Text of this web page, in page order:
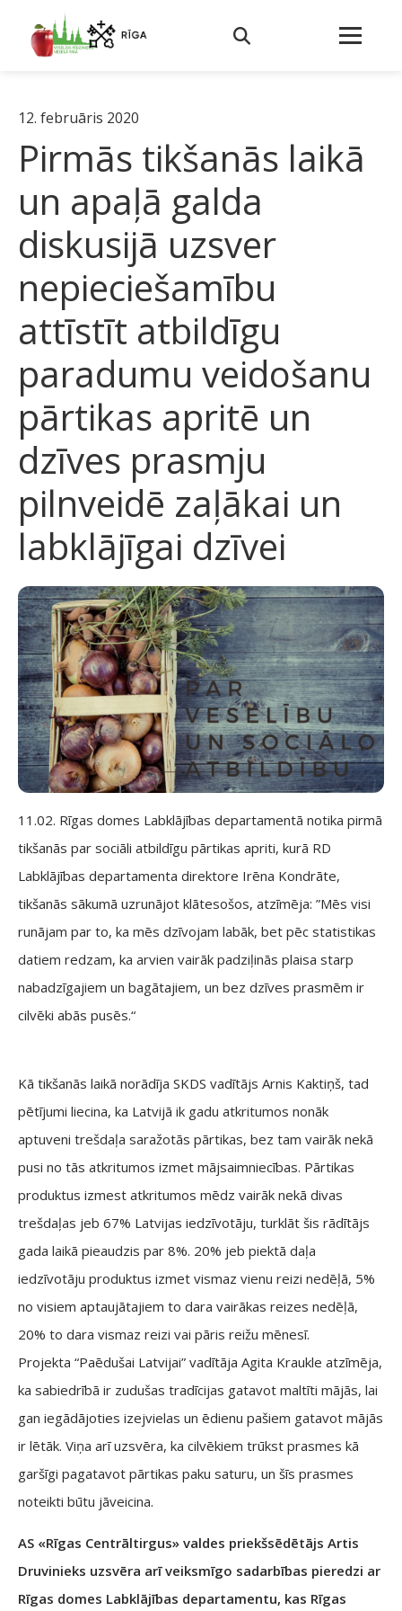
12. februāris 2020
Pirmās tikšanās laikā
un apaļā galda
diskusijā uzsver
nepieciešamību
attīstīt atbildīgu
paradumu veidošanu
pārtikas apritē un
dzīves prasmju
pilnveidē zaļākai un
labklājīgai dzīvei
11.02. Rīgas domes Labklājības departamentā notika pirmā
tikšanās par sociāli atbildīgu pārtikas apriti, kurā RD
Labklājības departamenta direktore Irēna Kondrāte,
tikšanās sākumā uzrunājot klātesošos, atzīmēja: ”Mēs visi
runājam par to, ka mēs dzīvojam labāk, bet pēc statistikas
datiem redzam, ka arvien vairāk padziļinās plaisa starp
nabadzīgajiem un bagātajiem, un bez dzīves prasmēm ir
cilvēki abās pusēs.“
Kā tikšanās laikā norādīja SKDS vadītājs Arnis Kaktiņš, tad
pētījumi liecina, ka Latvijā ik gadu atkritumos nonāk
aptuveni trešdaļa saražotās pārtikas, bez tam vairāk nekā
pusi no tās atkritumos izmet mājsaimniecības. Pārtikas
produktus izmest atkritumos mēdz vairāk nekā divas
trešdaļas jeb 67% Latvijas iedzīvotāju, turklāt šis rādītājs
gada laikā pieaudzis par 8%. 20% jeb piektā daļa
iedzīvotāju produktus izmet vismaz vienu reizi nedēļā, 5%
no visiem aptaujātajiem to dara vairākas reizes nedēļā,
20% to dara vismaz reizi vai pāris reižu mēnesī.
Projekta “Paēdušai Latvijai” vadītāja Agita Kraukle atzīmēja,
ka sabiedrībā ir zudušas tradīcijas gatavot maltīti mājās, lai
gan iegādājoties izejvielas un ēdienu pašiem gatavot mājās
ir lētāk. Viņa arī uzsvēra, ka cilvēkiem trūkst prasmes kā
garšīgi pagatavot pārtikas paku saturu, un šīs prasmes
noteikti būtu jāveicina.
AS «Rīgas Centrāltirgus» valdes priekšsēdētājs Artis
Druvinieks uzsvēra arī veiksmīgo sadarbības pieredzi ar
Rīgas domes Labklājības departamentu, kas Rīgas